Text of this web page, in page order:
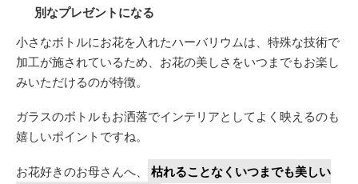
別なプレゼントになる
小さなボトルにお花を入れたハーバリウムは、特殊な技術で
加工が施されているため、お花の美しさをいつまでもお楽し
みいただけるのが特徴。
ガラスのボトルもお洒落でインテリアとしてよく映えるのも
嬉しいポイントですね。
お花好きのお母さんへ、
枯れることなくいつまでも美しい